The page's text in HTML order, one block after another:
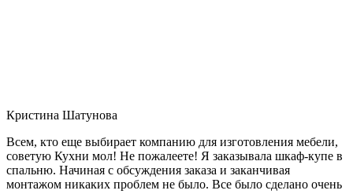
Кристина Шатунова
Всем, кто еще выбирает компанию для изготовления мебели,
советую Кухни мол! Не пожалеете! Я заказывала шкаф-купе в
спальню. Начиная с обсуждения заказа и заканчивая
монтажом никаких проблем не было. Все было сделано очень